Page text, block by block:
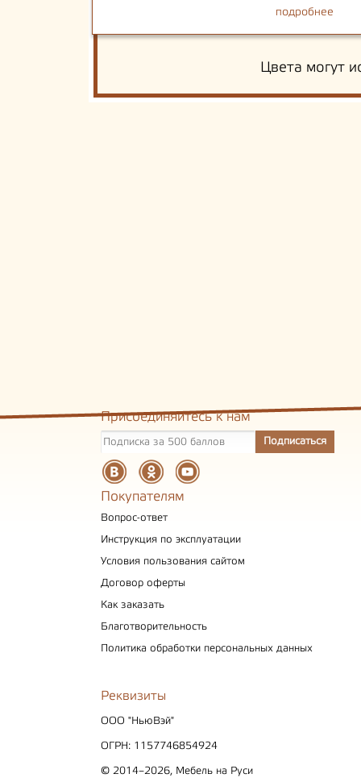
подробнее
Цвета могут
Присоединяйтесь к нам
Покупателям
Вопрос-ответ
Инструкция по эксплуатации
Условия пользования сайтом
Договор оферты
Как заказать
Благотворительность
Политика обработки персональных данных
Реквизиты
ООО "НьюВэй"
ОГРН: 1157746854924
© 2014–2026, Мебель на Руси